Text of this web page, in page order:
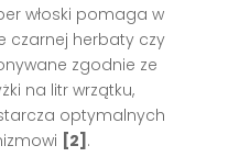
włoski pomaga w
czarnej herbaty czy
zgodnie ze
na litr wrzątku,
optymalnych
[2] .